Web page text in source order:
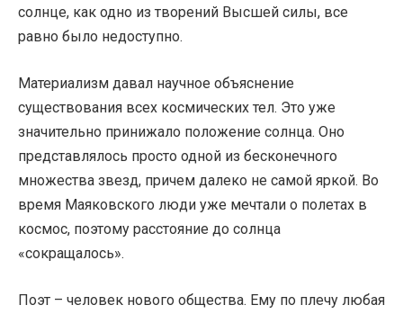
солнце, как одно из творений Высшей силы, все
равно было недоступно.
Материализм давал научное объяснение
существования всех космических тел. Это уже
значительно принижало положение солнца. Оно
представлялось просто одной из бесконечного
множества звезд, причем далеко не самой яркой. Во
время Маяковского люди уже мечтали о полетах в
космос, поэтому расстояние до солнца
«сокращалось».
Поэт – человек нового общества. Ему по плечу любая